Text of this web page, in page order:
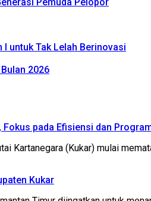
I untuk Tak Lelah Berinovasi
2026
pada Efisiensi dan
Kartanegara (Kukar) mulai
Kukar